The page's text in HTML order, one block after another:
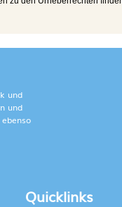
und
und
Quicklinks